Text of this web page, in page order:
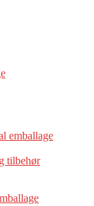
emballage
tilbehør